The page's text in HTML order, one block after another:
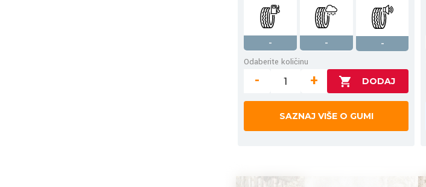
- -
-
Odaberite količinu
- +
SAZNAJ VIŠE O GUMI